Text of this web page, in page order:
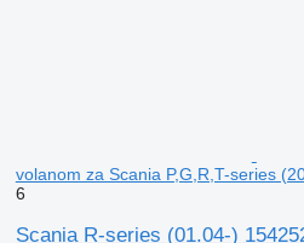
volanom za Scania P,G,R,T-series
6
Scania R-series (01.04-)